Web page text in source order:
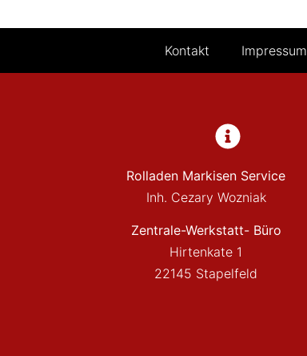
Kontakt Impressum
Rolladen Markisen Service
Inh. Cezary Wozniak
Zentrale-Werkstatt- Büro
Hirtenkate 1
22145 Stapelfeld